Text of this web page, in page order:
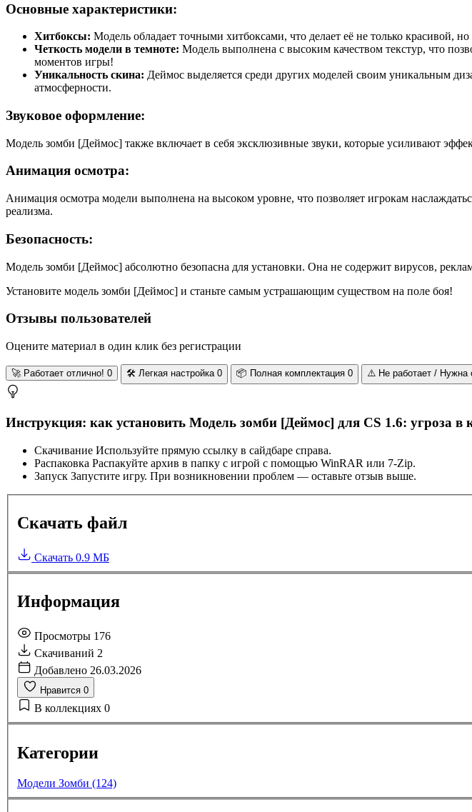
Основные характеристики:
Хитбоксы: Модель обладает точными хитбоксами, что делает её не только красивой,
Четкость модели в темноте: Модель выполнена с высоким качеством текстур, что
моментов игры!
Уникальность скина: Деймос выделяется среди других моделей своим уникальным
атмосферности.
Звуковое оформление:
Модель зомби [Деймос] также включает в себя эксклюзивные звуки, которые усиливают
Анимация осмотра:
Анимация осмотра модели выполнена на высоком уровне, что позволяет игрокам
реализма.
Безопасность:
Модель зомби [Деймос] абсолютно безопасна для установки. Она не содержит вирусов,
Установите модель зомби [Деймос] и станьте самым устрашающим существом на поле боя!
Отзывы пользователей
Оцените материал в один клик без регистрации
🚀Работает отлично! 0 🛠️ Легкая настройка 0 📦 Полная комплектация 0 ⚠️ Не работает / Нужна
Инструкция: как установить Модель зомби [Деймос] для CS 1.6: угроза в
Скачивание Используйте прямую ссылку в сайдбаре справа.
Распаковка Распакуйте архив в папку с игрой с помощью WinRAR или 7-Zip.
Запуск Запустите игру. При возникновении проблем — оставьте отзыв выше.
Скачать файл
Скачать 0.9 МБ
Информация
Просмотры 176
Скачиваний 2
Добавлено 26.03.2026
Нравится 0
В коллекциях 0
Категории
Модели Зомби (124)